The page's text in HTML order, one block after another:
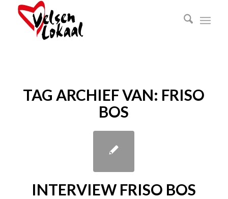
TAG ARCHIEF VAN: FRISO
BOS
INTERVIEW FRISO BOS